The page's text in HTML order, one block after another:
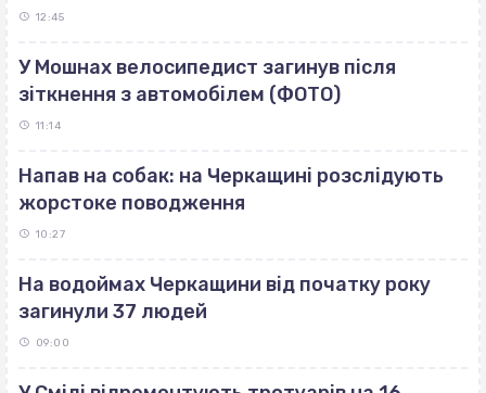
12:45
У Мошнах велосипедист загинув після
зіткнення з автомобілем (ФОТО)
11:14
Напав на собак: на Черкащині розслідують
жорстоке поводження
10:27
На водоймах Черкащини від початку року
загинули 37 людей
09:00